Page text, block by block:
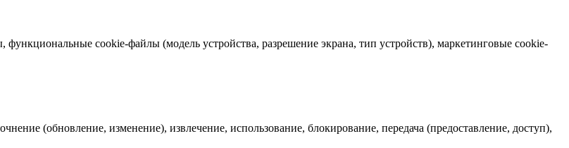
cookie-файлы (модель устройства, разрешение экрана, тип устройств), маркетинговые cookie-
(обновление, изменение), извлечение, использование, блокирование, передача (предоставление, доступ),